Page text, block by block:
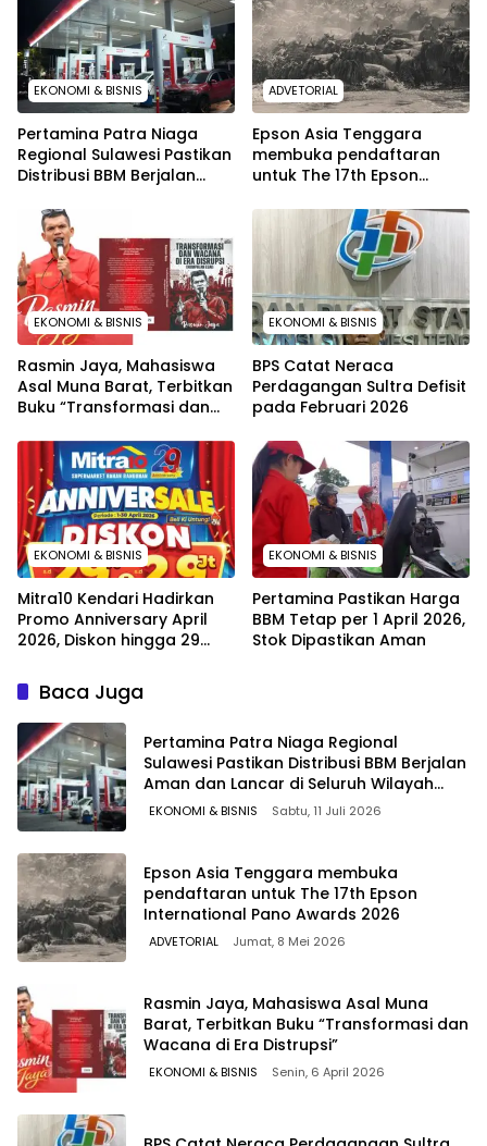
EKONOMI & BISNIS
Pertamina Patra Niaga
Regional Sulawesi Pastikan
Distribusi BBM Berjalan
Seluruh Wilayah Sulawesi
ADVETORIAL
Epson Asia Tenggara
membuka pendaftaran
untuk The 17th Epson
2026
EKONOMI & BISNIS
Rasmin Jaya, Mahasiswa
Asal Muna Barat, Terbitkan
Buku “Transformasi dan
EKONOMI & BISNIS
BPS Catat Neraca
Perdagangan Sultra Defisit
pada Februari 2026
EKONOMI & BISNIS
Mitra10 Kendari Hadirkan
Promo Anniversary April
2026, Diskon hingga 29
Langsung
EKONOMI & BISNIS
Pertamina Pastikan Harga
BBM Tetap per 1 April 2026,
Stok Dipastikan Aman
Baca Juga
Pertamina Patra Niaga Regional
Sulawesi Pastikan Distribusi BBM Berjalan
Aman dan Lancar di Seluruh Wilayah
Sulawesi
EKONOMI & BISNIS Sabtu, 11 Juli 2026
Epson Asia Tenggara membuka
pendaftaran untuk The 17th Epson
International Pano Awards 2026
ADVETORIAL Jumat, 8 Mei 2026
Rasmin Jaya, Mahasiswa Asal Muna
Barat, Terbitkan Buku “Transformasi dan
Wacana di Era Distrupsi”
EKONOMI & BISNIS Senin, 6 April 2026